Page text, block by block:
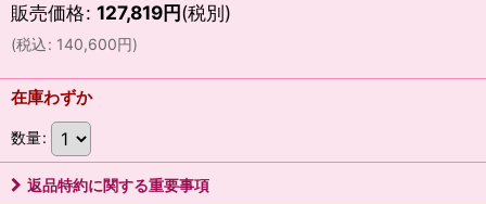
販売価格: 127,819円(税別)
(税込: 140,600円)
在庫わずか
数量:
返品特約に関する重要事項